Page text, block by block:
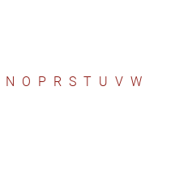
N O P R S T U V W